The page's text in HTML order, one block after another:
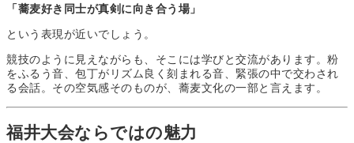
「蕎麦好き同士が真剣に向き合う場」
という表現が近いでしょう。
競技のように見えながらも、そこには学びと交流があります。粉
をふるう音、包丁がリズム良く刻まれる音、緊張の中で交わされ
る会話。その空気感そのものが、蕎麦文化の一部と言えます。
福井大会ならではの魅力